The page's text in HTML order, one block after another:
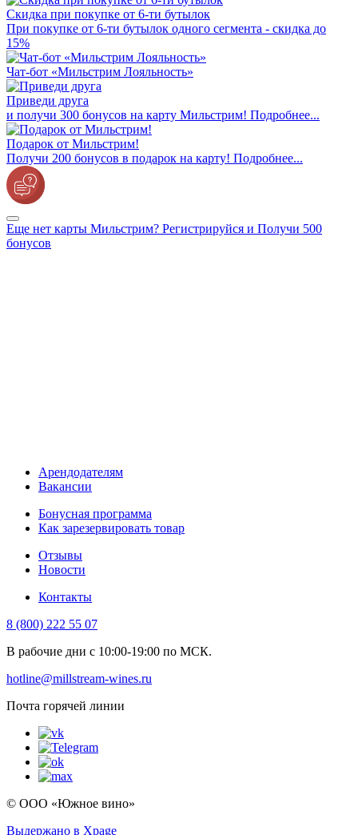
Скидка при покупке от 6-ти бутылок
При покупке от 6-ти бутылок одного сегмента - скидка до
15%
Чат-бот «Мильстрим Лояльность»
Приведи друга
и получи 300 бонусов на карту Мильстрим! Подробнее...
Подарок от Мильстрим!
Получи 200 бонусов в подарок на карту! Подробнее...
Еще нет карты Мильстрим? Регистрируйся и Получи 500
бонусов
Арендодателям
Вакансии
Бонусная программа
Как зарезервировать товар
Отзывы
Новости
Контакты
8 (800) 222 55 07
В рабочие дни с 10:00-19:00 по МСК.
hotline@millstream-wines.ru
Почта горячей линии
© ООО «Южное вино»
Выдержано в Xpage